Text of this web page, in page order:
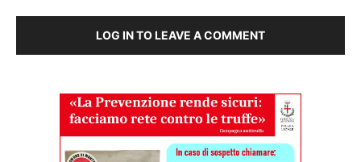
LOG IN TO LEAVE A COMMENT